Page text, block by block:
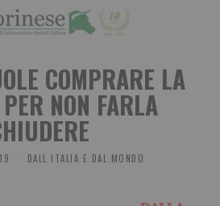
COMPRARE LA
NON FARLA
DALL ITALIA E DAL MONDO